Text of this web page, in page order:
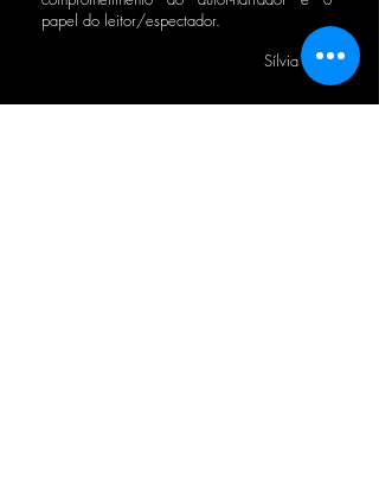
papel do leitor/espectador.
Sílvia Brito